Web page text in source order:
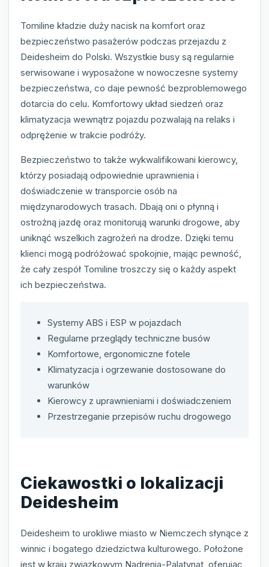
Tomiline kładzie duży nacisk na komfort oraz
bezpieczeństwo pasażerów podczas przejazdu z
Deidesheim do Polski. Wszystkie busy są regularnie
serwisowane i wyposażone w nowoczesne systemy
bezpieczeństwa, co daje pewność bezproblemowego
dotarcia do celu. Komfortowy układ siedzeń oraz
klimatyzacja wewnątrz pojazdu pozwalają na relaks i
odprężenie w trakcie podróży.
Bezpieczeństwo to także wykwalifikowani kierowcy,
którzy posiadają odpowiednie uprawnienia i
doświadczenie w transporcie osób na
międzynarodowych trasach. Dbają oni o płynną i
ostrożną jazdę oraz monitorują warunki drogowe, aby
uniknąć wszelkich zagrożeń na drodze. Dzięki temu
klienci mogą podróżować spokojnie, mając pewność,
że cały zespół Tomiline troszczy się o każdy aspekt
ich bezpieczeństwa.
Systemy ABS i ESP w pojazdach
Regularne przeglądy techniczne busów
Komfortowe, ergonomiczne fotele
Klimatyzacja i ogrzewanie dostosowane do
warunków
Kierowcy z uprawnieniami i doświadczeniem
Przestrzeganie przepisów ruchu drogowego
Ciekawostki o lokalizacji
Deidesheim
Deidesheim to urokliwe miasto w Niemczech słynące z
winnic i bogatego dziedzictwa kulturowego. Położone
jest w kraju związkowym Nadrenia-Palatynat, oferując